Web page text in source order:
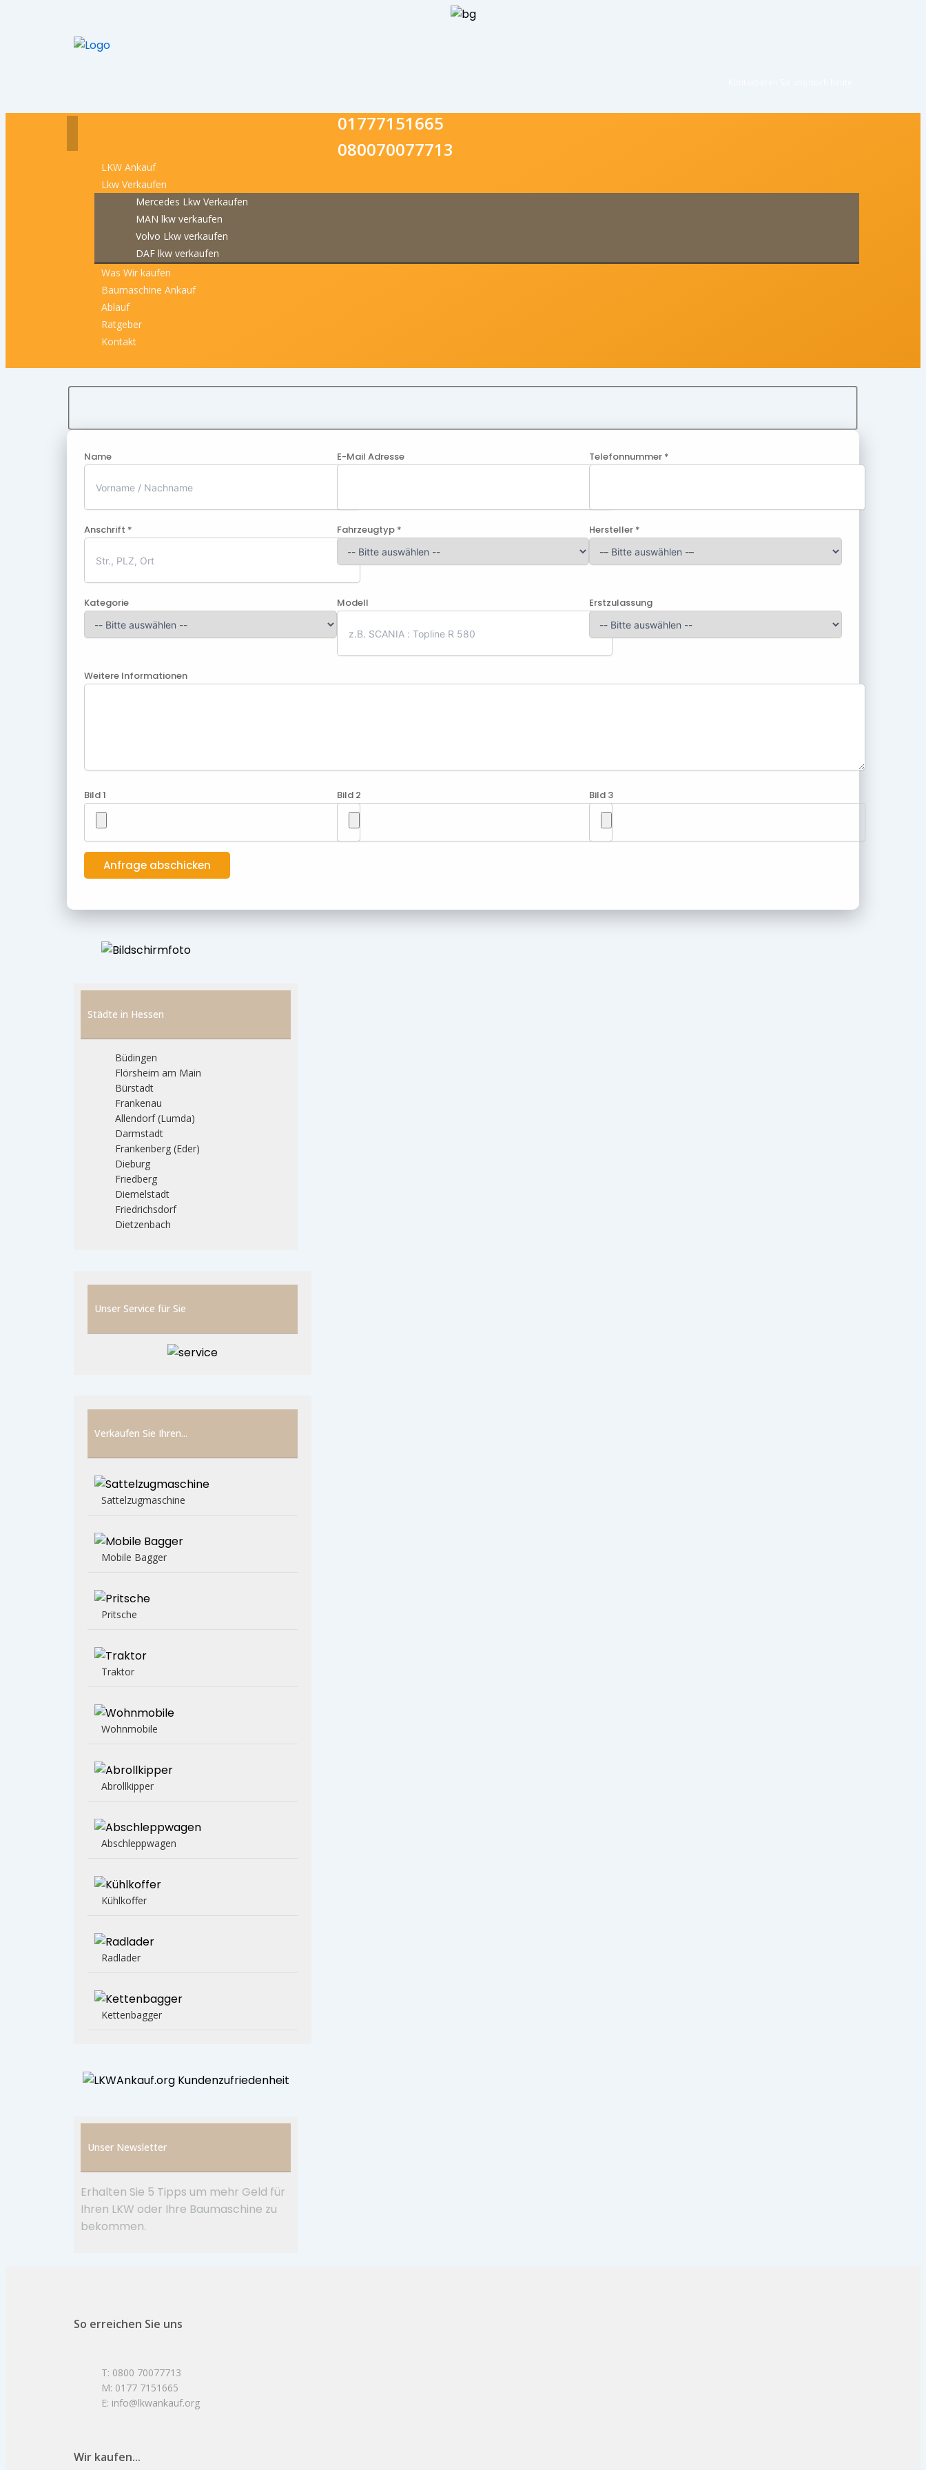
01777151665
080070077713
LKW Ankauf
Lkw Verkaufen
Mercedes Lkw Verkaufen
MAN lkw verkaufen
Volvo Lkw verkaufen
DAF lkw verkaufen
Was Wir kaufen
Baumaschine Ankauf
Ablauf
Ratgeber
Kontakt
Name E-Mail Adresse Telefonnummer *
Anschrift * Fahrzeugtyp * Hersteller *
Kategorie Modell Erstzulassung
Weitere Informationen
Bild 1 Bild 2 Bild 3
Städte in Hessen
Büdingen
Flörsheim am Main
Bürstadt
Frankenau
Allendorf (Lumda)
Darmstadt
Frankenberg (Eder)
Dieburg
Friedberg
Diemelstadt
Friedrichsdorf
Dietzenbach
Unser Service für Sie
Verkaufen Sie Ihren...
Sattelzugmaschine
Mobile Bagger
Pritsche
Traktor
Wohnmobile
Abrollkipper
Abschleppwagen
Kühlkoffer
Radlader
Kettenbagger
Unser Newsletter
Erhalten Sie 5 Tipps um mehr Geld für
Ihren LKW oder Ihre Baumaschine zu
bekommen.
So erreichen Sie uns
T: 0800 70077713
M: 0177 7151665
E: info@lkwankauf.org
Wir kaufen...